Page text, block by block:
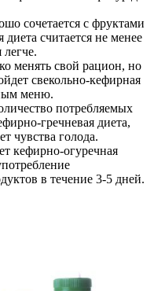
сочетается с фруктами
считается не менее
менять свой рацион, но
свекольно-кефирная
меню.
потребляемых
гречневая диета,
чувства голода.
кефирно-огуречная
в течение 3-5 дней.